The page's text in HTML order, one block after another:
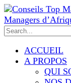
ACCUEIL
A PROPOS
QUI